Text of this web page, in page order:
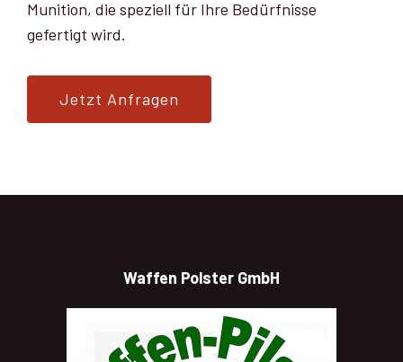
Munition, die speziell für Ihre Bedürfnisse
gefertigt wird.
Jetzt Anfragen
Waffen Polster GmbH